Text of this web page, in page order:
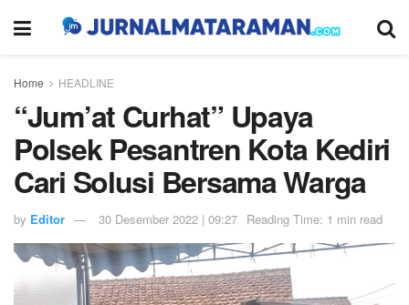
Home HEADLINE
“Jum’at Curhat” Upaya
Polsek Pesantren Kota Kediri
Cari Solusi Bersama Warga
by Editor 30 Desember 2022 | 09:27 Reading Time: 1 min read